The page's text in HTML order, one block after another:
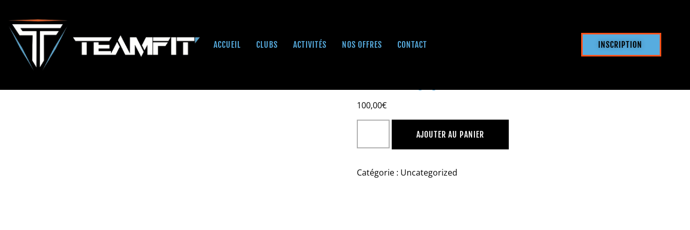
ACCUEIL CLUBS ACTIVITÉS NOS OFFRES CONTACT INSCRIPTION
Accueil Uncategorized/ Pack Day pass
100,00€
AJOUTER AU PANIER
Catégorie : Uncategorized